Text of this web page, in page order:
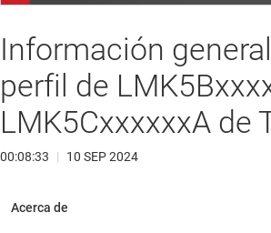
Información
perfil de
LMK5CxxxxxxA de
00:08:33 | 10 SEP 2024